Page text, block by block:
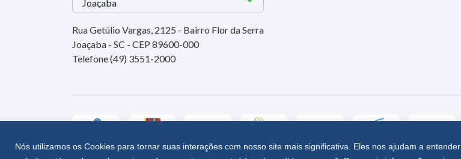
Nós utilizamos os Cookies para tornar suas interações com nosso site mais significativa. Eles nos ajudam a
Rua Getúlio Vargas, 2125 - Bairro Flor da Serra
Joaçaba - SC - CEP 89600-000
Telefone (49) 3551-2000